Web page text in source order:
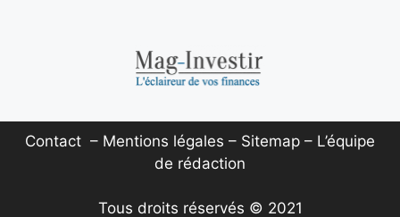
Contact – Mentions légales – Sitemap – L’équipe
de rédaction
Tous droits réservés © 2021